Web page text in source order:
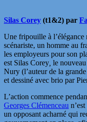
Silas Corey (t1&2) par
Une fripouille à l’élégance
scénariste, un homme au
les employeurs pour son
est Silas Corey le
Nury (l’auteur de la grande
et dessiné avec brio par
L’action commence
Georges Clémenceau
un opposant acharné qui